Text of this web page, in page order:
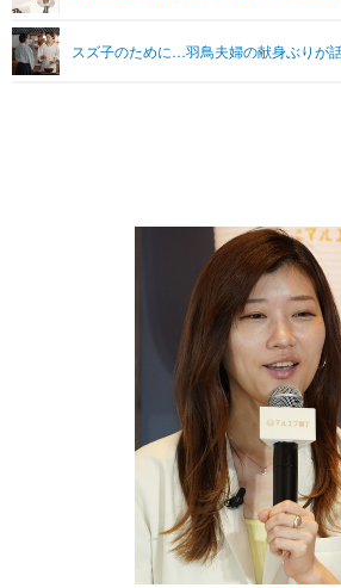
スズ子のために…羽鳥夫婦の献身ぶりが